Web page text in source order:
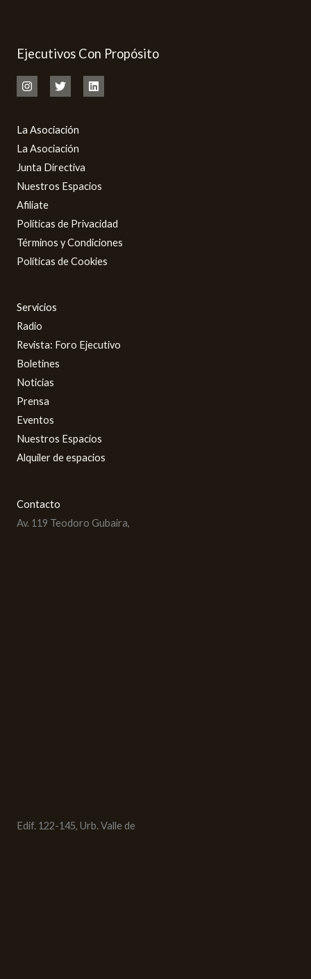
Ejecutivos Con Propósito
La Asociación
La Asociación
Junta Directiva
Nuestros Espacios
Afiliate
Políticas de Privacidad
Términos y Condiciones
Políticas de Cookies
Servicios
Radio
Revista: Foro Ejecutivo
Boletines
Noticias
Prensa
Eventos
Nuestros Espacios
Alquiler de espacios
Contacto
Av. 119 Teodoro Gubaira,
Edif. 122-145, Urb. Valle de